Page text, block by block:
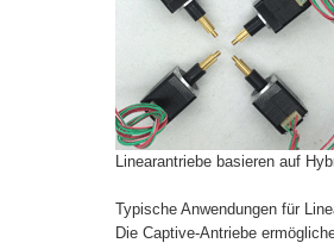
Linearantriebe basieren auf
Typische Anwendungen für
Die Captive-Antriebe